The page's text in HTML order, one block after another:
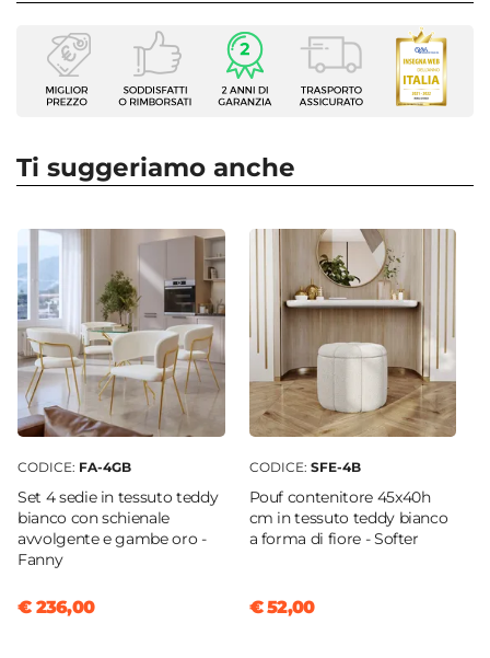
Scopri la collezione di complementi d’arredo con
cui completare il tuo soggiorno sul nostro vasto
necessità, stili di arredamento e prezzo!
Caratteristiche
Tipologia
Divano letto
Terat Deluxe
Dimensioni
Altezza
Altezza Seduta
43,5 cm
Altezza Schienale
42 cm
Materiale Seduta
Bianco
Colore Gambe
Oro
Effetto
Ti suggeriamo anche
CODICE: FA-4GB
Set 4 sedie in tessuto teddy
bianco con schienale
avvolgente e gambe oro -
Fanny
€ 236,00
CODICE: SFE-4B
Pouf contenitore 45x40h
cm in tessuto teddy bianco
a forma di fiore - Softer
€ 52,00